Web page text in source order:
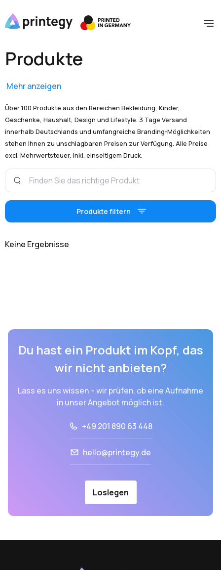
Produkte
Mehr anzeigen
Über 100 Produkte aus den Bereichen Bekleidung, Kinder,
Geschenke, Haushalt, Design und Lifestyle. 3 Tage Versand
innerhalb Deutschlands und umfangreiche Branding-Möglichkeiten
stehen Ihnen zu unschlagbaren Preisen zur Verfügung. Alle Preise
excl. Mehrwertsteuer, inkl. einseitigem Druck.
Produkte filtern
Keine Ergebnisse
Du hast ein Produkt im Kopf, das
wir nicht anbieten?
Lass es uns wissen – wir prüfen, ob eine Aufnahme
in unser Angebot möglich ist.
+49 201 890 63 448
hello@printegy.de
Loslegen